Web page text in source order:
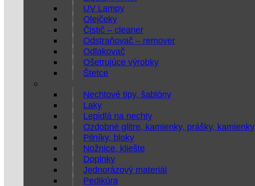
UV Lampy
Olejčeky
Čistič – cleaner
Odstraňovač – remover
Odlakovač
Ošetrujúce výrobky
Štetce
Nechtové tipy, šablóny
Laky
Lepidlá na nechty
Ozdobné glitre, kamienky, prášky, kamienky
Pilníky, bloky
Nožnice, kliešte
Doplnky
Jednorázový materiál
Pedikúra